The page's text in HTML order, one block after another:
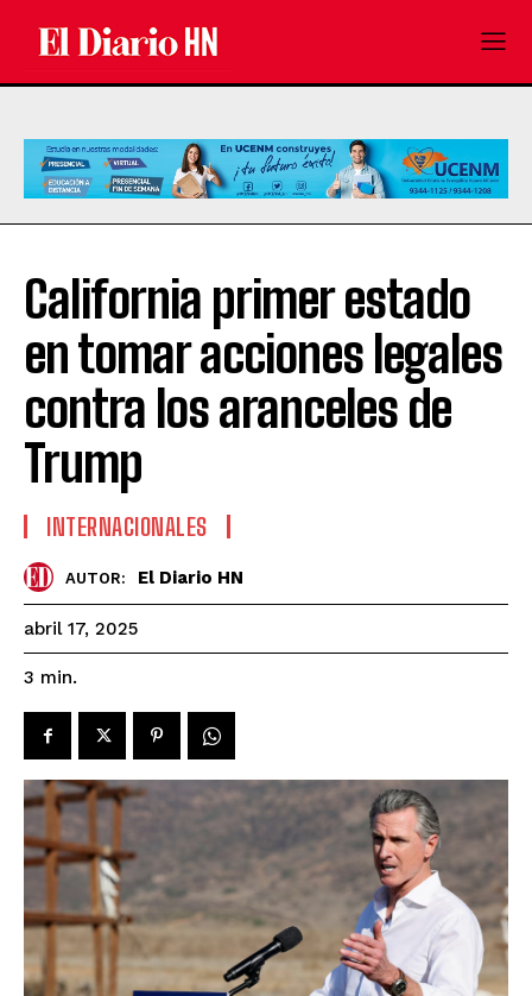
California primer estado
en tomar acciones legales
contra los aranceles de
Trump
INTERNACIONALES
AUTOR: El Diario HN
abril 17, 2025
3 min.